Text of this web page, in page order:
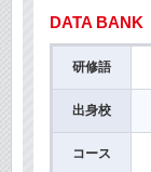
DATA BANK
研修語
出身校
コース